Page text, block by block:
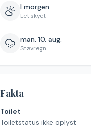
I morgen
Let skyet
man. 10. aug.
Støvregn
Fakta
Toilet
Toiletstatus ikke oplyst